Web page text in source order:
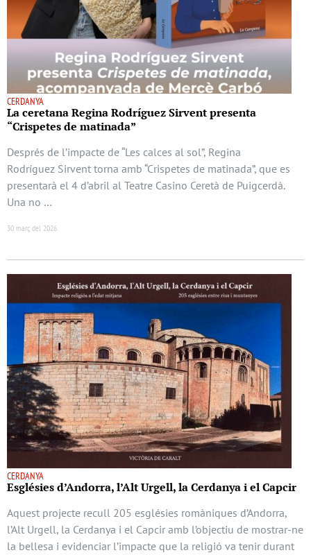
CERDANYA
La ceretana Regina Rodríguez Sirvent presenta
“Crispetes de matinada”
Després de l’impacte de “Les calces al sol”, Regina
Rodríguez Sirvent torna amb “Crispetes de matinada”, que es
presentarà el 4 d’abril al Teatre Casino Ceretà de Puigcerdà.
Una no …
30 març del 2026
CERDANYA
Esglésies d’Andorra, l’Alt Urgell, la Cerdanya i el Capcir
Aquest projecte recull 205 esglésies romàniques d’Andorra,
l’Alt Urgell, la Cerdanya i el Capcir amb l’objectiu de mostrar-ne
la bellesa i evidenciar l’impacte que la religió va tenir durant